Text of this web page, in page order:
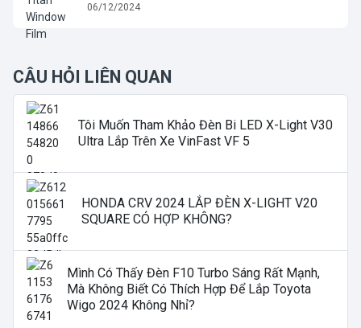
06/12/2024
CÂU HỎI LIÊN QUAN
Tôi Muốn Tham Khảo Đèn Bi LED X-Light V30
Ultra Lắp Trên Xe VinFast VF 5
HONDA CRV 2024 LẮP ĐÈN X-LIGHT V20
SQUARE CÓ HỢP KHÔNG?
Mình Có Thấy Đèn F10 Turbo Sáng Rất Mạnh,
Mà Không Biết Có Thích Hợp Để Lắp Toyota
Wigo 2024 Không Nhỉ?